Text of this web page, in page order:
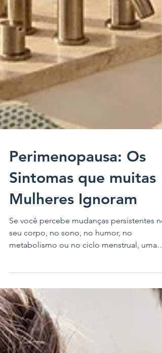
Perimenopausa: Os
Sintomas que muitas
Mulheres Ignoram
Se você percebe mudanças persistentes no
melhor o que está acontecendo.